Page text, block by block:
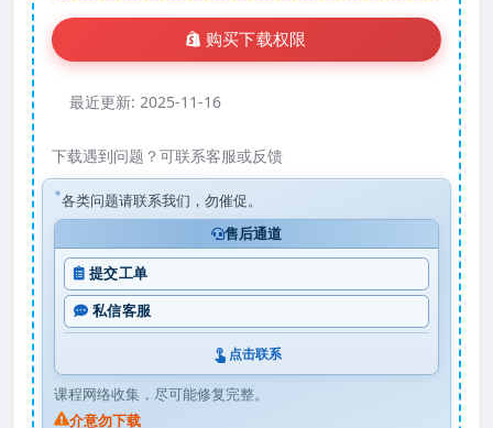
购买下载权限
最近更新: 2025-11-16
下载遇到问题？可联系客服或反馈
各类问题请联系我们，勿催促。
售后通道
提交工单
私信客服
点击联系
课程网络收集，尽可能修复完整。
介意勿下载